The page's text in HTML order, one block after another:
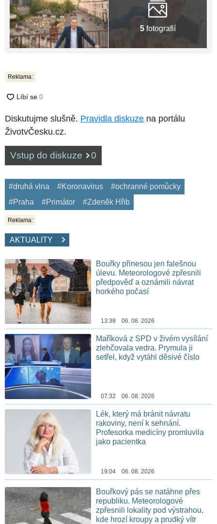
5fotografií
Reklama:
Diskutujme slušně. Pravidla diskuze na portálu
ŽivotvČesku.cz.
Vstup do diskuze 0
#druhá vlna #Koronavirus
#ochranné pomůcky
#Praha
#Primátor #Zdeněk Hřib
Reklama:
AKTUALITY
Bouřky přinesou jen falešnou
úlevu. Meteorologové zpřesnili
předpověď a oznámili návrat
horkého počasí
13:38 06. 08. 2026
Maříková z SPD v živém vysílání
zlehčovala vedra. Prymula ji
setřel, když vytáhl děsivé číslo
07:32 06. 08. 2026
Lék, který má bránit návratu
rakoviny, není k sehnání.
Profesorka medicíny promluvila
jako pacientka
19:04 06. 08. 2026
Bouřkový pás se natáhne přes
republiku. Meteorologové
zpřesnili lokality pod výstrahou,
kde hrozí kroupy a prudký vítr